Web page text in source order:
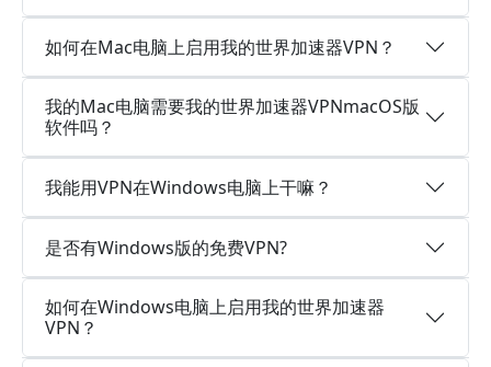
如何在Mac电脑上启用我的世界加速器VPN？
我的Mac电脑需要我的世界加速器VPNmacOS版
软件吗？
我能用VPN在Windows电脑上干嘛？
是否有Windows版的免费VPN?
如何在Windows电脑上启用我的世界加速器
VPN？